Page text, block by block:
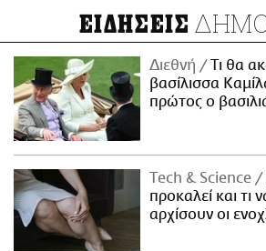
ΕΙΔΗΣΕΙΣ
Διεθνή
Τι θα
βασίλισσα
πρώτος ο
Τech & Science
προκαλεί και τι
αρχίσουν οι